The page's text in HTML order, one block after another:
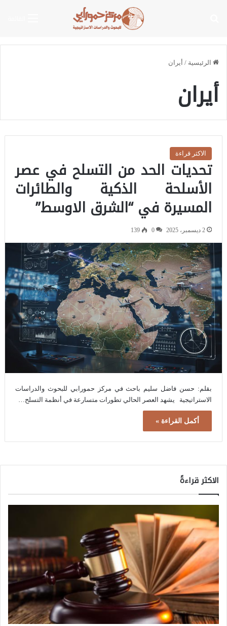
الرئيسية / أيران
أيران
الاكثر قراءة
تحديات الحد من التسلح في عصر
الأسلحة الذكية والطائرات
المسيرة في “الشرق الاوسط”
2 ديسمبر، 2025 0
139
بقلم: حسن فاضل سليم باحث في مركز حمورابي للبحوث والدراسات
الاستراتيجية يشهد العصر الحالي تطورات متسارعة في أنظمة التسلح…
أكمل القراءة »
الاكثر قراءةً